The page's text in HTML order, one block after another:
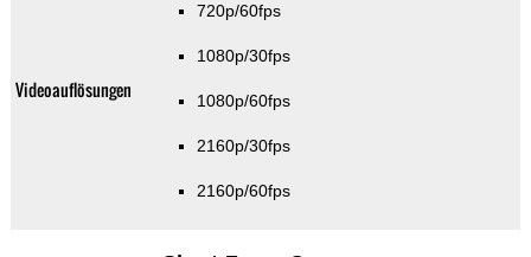
Videoauflösungen
720p/60fps
1080p/30fps
1080p/60fps
2160p/30fps
2160p/60fps